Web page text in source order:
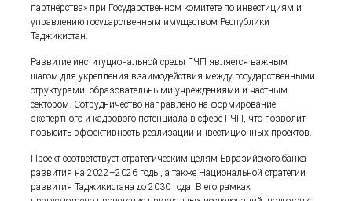
партнёрства» при Государственном комитете по инвестициям и
управлению государственным имуществом Республики
Таджикистан.
Развитие институциональной среды ГЧП является важным
шагом для укрепления взаимодействия между государственными
структурами, образовательными учреждениями и частным
сектором. Сотрудничество направлено на формирование
экспертного и кадрового потенциала в сфере ГЧП, что позволит
повысить эффективность реализации инвестиционных проектов.
Проект соответствует стратегическим целям Евразийского банка
развития на 2022–2026 годы, а также Национальной стратегии
развития Таджикистана до 2030 года. В его рамках